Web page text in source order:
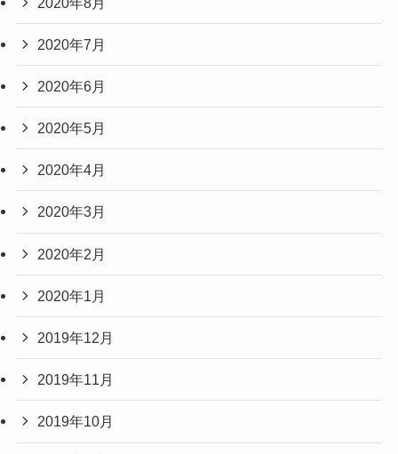
2020年7月
2020年6月
2020年5月
2020年4月
2020年3月
2020年2月
2020年1月
2019年12月
2019年11月
2019年10月